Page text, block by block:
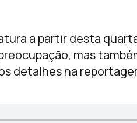
a partir desta
mas
detalhes na